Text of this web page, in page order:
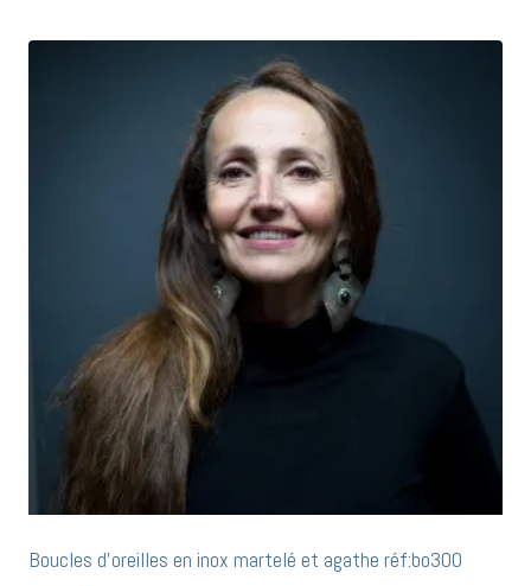
Boucles d’oreilles en inox martelé et agathe réf:bo300